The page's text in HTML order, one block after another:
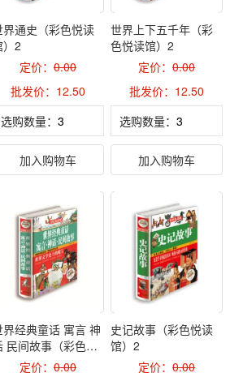
界通史（彩色悦读
）2
定价： 0.00
批发价：12.50
选购数量：
加入购物车
世界上下五千年（彩
色悦读馆）2
定价：0.00
批发价：12.50
选购数量：
加入购物车
界经典童话 寓言 神
民间故事（彩色悦
读馆）2定价： 0.00
史记故事（彩色悦读
馆）2
定价：0.00